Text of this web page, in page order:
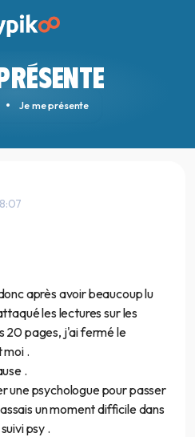
Je me présente
après avoir beaucoup lu
les lectures sur les
20 pages, j'ai fermé le
moi .
.
une psychologue pour passer
un moment difficile dans
psy .